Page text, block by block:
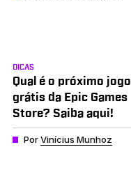
DICAS
Qual é o próximo jogo
grátis da Epic Games
Store? Saiba aqui!
PorVinícius Munhoz